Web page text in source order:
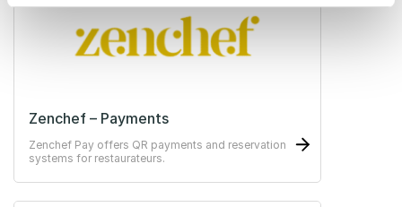
Zenchef – Payments
Zenchef Pay offers QR payments and reservation
systems for restaurateurs.